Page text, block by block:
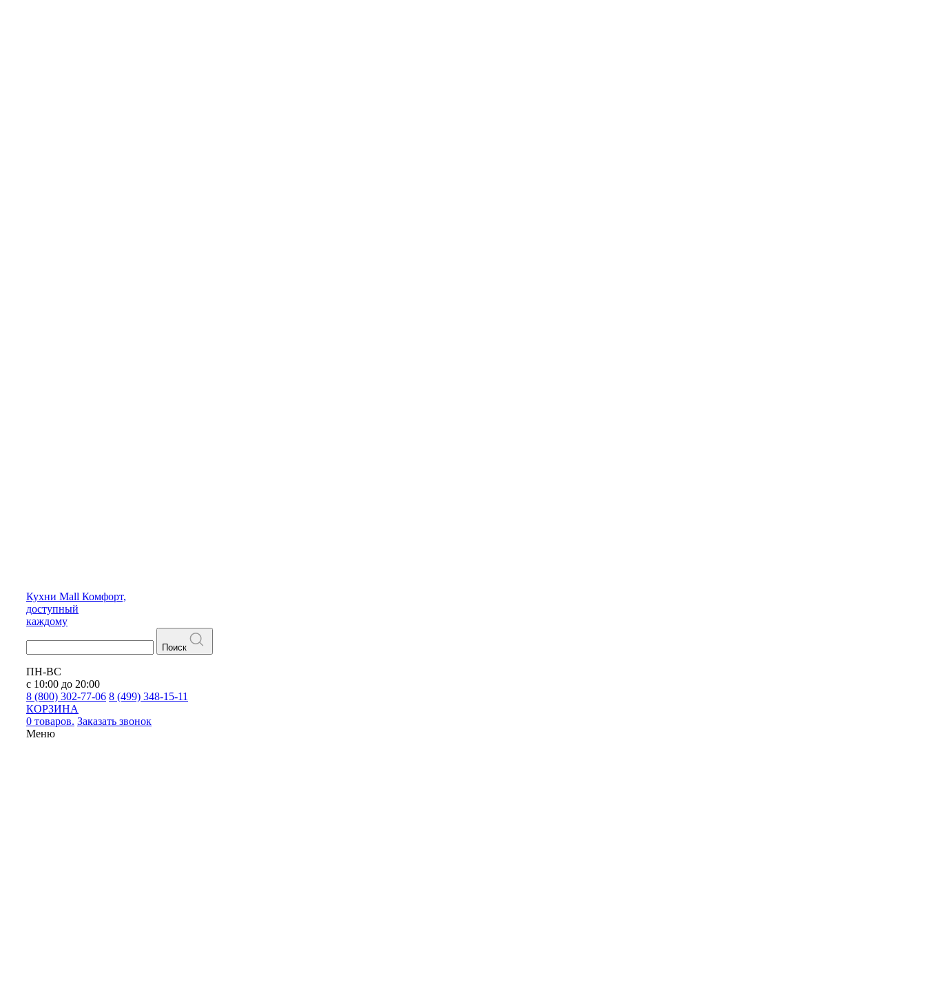
Кухни Mall Комфорт,
доступный
каждому
Поиск
ПН-ВС
с 10:00 до 20:00
8 (800) 302-77-06 8 (499) 348-15-11
КОРЗИНА
0 товаров. Заказать звонок
Меню